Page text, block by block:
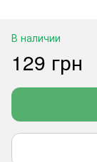
В наличии
129 грн